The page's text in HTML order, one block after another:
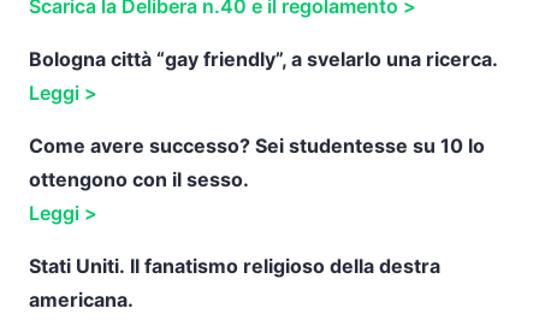
Scarica la Delibera n.40 e il regolamento >
Bologna città “gay friendly”, a svelarlo una ricerca.
Leggi >
Come avere successo? Sei studentesse su 10 lo
ottengono con il sesso.
Leggi >
Stati Uniti. Il fanatismo religioso della destra
americana.